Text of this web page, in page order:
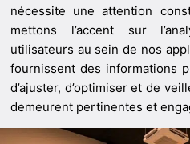
nécessite une attention
mettons l’accent sur
utilisateurs au sein de nos
fournissent des informations
d’ajuster, d’optimiser et de
demeurent pertinentes et